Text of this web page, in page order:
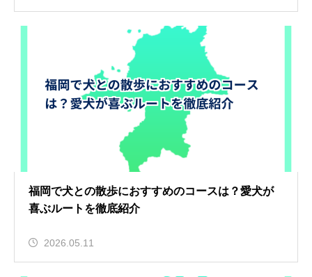
福岡で犬との散歩におすすめのコースは？愛犬が
喜ぶルートを徹底紹介
2026.05.11